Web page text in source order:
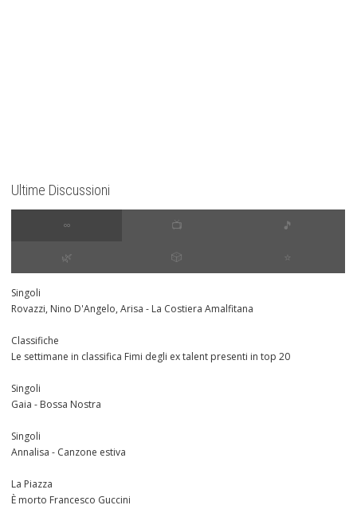
Ultime Discussioni
∞ 📺 🎵
🌿 🎲 ⭐️
Singoli
Rovazzi, Nino D'Angelo, Arisa - La Costiera Amalfitana
Classifiche
Le settimane in classifica Fimi degli ex talent presenti in top 20
Singoli
Gaia - Bossa Nostra
Singoli
Annalisa - Canzone estiva
La Piazza
È morto Francesco Guccini